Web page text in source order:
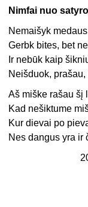
Nimfai nuo satyro
Nemaišyk
Gerbk bites, bet
Ir nebūk kaip
Neišduok, prašau,
Aš miške rašau šį
Kad nešiktume
Kur dievai po
Nes dangus yra ir